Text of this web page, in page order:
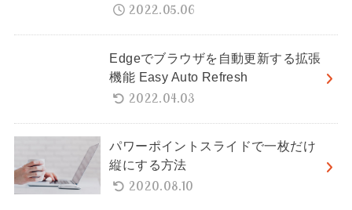
2022.05.06
Edgeでブラウザを自動更新する拡張
機能 Easy Auto Refresh
2022.04.03
パワーポイントスライドで一枚だけ
縦にする方法
2020.08.10